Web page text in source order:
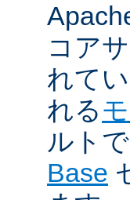
コア
れて
れる
ルト
Base